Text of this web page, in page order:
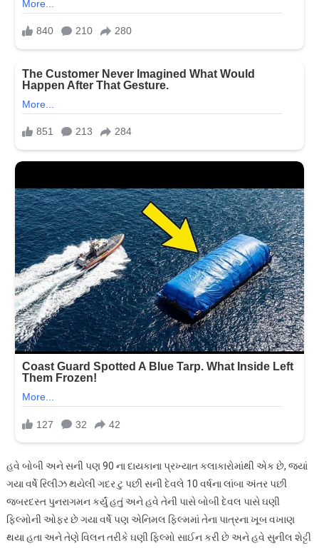
હવે બોબી અને સની પણ 90 ના દાયકાના પ્રખ્યાત કલાકારોમાંથી એક છે, જ્યાં
ગયા વર્ષે રિલીઝ થયેલી ગદર ટુ પછી સની દેવલે 10 વર્ષના લાંબા અંતર પછી
જબરદસ્ત પુનરાગમન કર્યું હતું અને હવે તેની પાસે બોબી દેવલ પાસે ઘણી
ફિલ્મોની ઓફર છે ગયા વર્ષે પણ એનિમલ ફિલ્મમાં તેના પાત્રના ખૂબ વખાણ
થયા હતા અને તેણે વિલન તરીકે ઘણી ફિલ્મો સાઈન કરી છે અને હવે સુનીલ શેટ્ટી